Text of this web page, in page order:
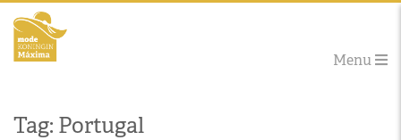
Menu
Tag: Portugal